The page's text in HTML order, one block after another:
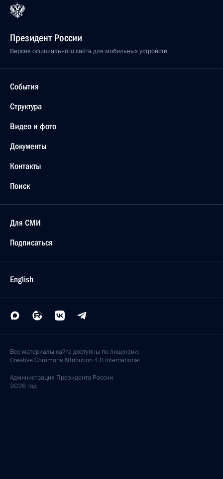
Президент России
Версия официального сайта для мобильных устройств
События
Структура
Видео и фото
Документы
Контакты
Поиск
Для СМИ
Подписаться
English
Все материалы сайта доступны по лицензии:
Creative Commons Attribution 4.0 International
Администрация Президента России
2026 год